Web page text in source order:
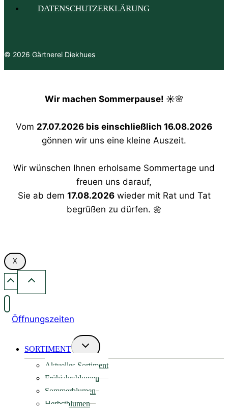
DATENSCHUTZERKLÄRUNG
© 2026 Gärtnerei Diekhues
Wir machen Sommerpause! ☀️🌸
Vom 27.07.2026 bis einschließlich 16.08.2026
gönnen wir uns eine kleine Auszeit.
Wir wünschen Ihnen erholsame Sommertage und
freuen uns darauf,
Sie ab dem 17.08.2026wieder mit Rat und Tat
begrüßen zu dürfen. 🌼
X
Öffnungszeiten
SORTIMENT
Untermenü
umschalten
Aktuelles Sortiment
Frühjahrsblumen
Sommerblumen
Herbstblumen